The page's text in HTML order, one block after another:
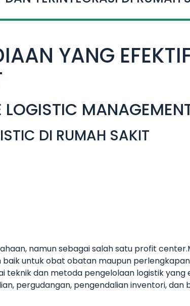
YANG
LOGISTIC
DI RUMAH SAKIT
namun sebagai salah satu profit
untuk obat obatan maupun
dan metoda pengelolaan logistik
pergudangan, pengendalian inventori, dan